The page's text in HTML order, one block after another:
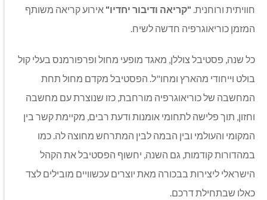
חוויתית ורוחנית. "קריאה ודיבור יחדיו" אירוע קריאה משותף
המזמן כוריאוגרפיה חדשה לשיח.
כל שנה, פסטיבל צוללן, מאגד מופעי מחול ופרפורמנס בעלי קול
בולט וייחודי מהארץ ומחו"ל. הפסטיבל מקדם מחול תחת
המחשבה של כוריאוגרפיה מורחבת, כזו שנוצרת עם מחשבה
וחזון, תוך פלישה לתחומי אומנות ודעת רבים, מקיימת קשר בין
המקומי והעולמי ובין הבמה לבין המתרחש מחוצה לה. כמו
במהדורות קודמות, גם השנה, יחשוף הפסטיבל את הקהל
הישראלי ליצירות בבכורה מאת יוצרים עכשוויים מובילים לצד
כאלו שבתחילת דרכם.